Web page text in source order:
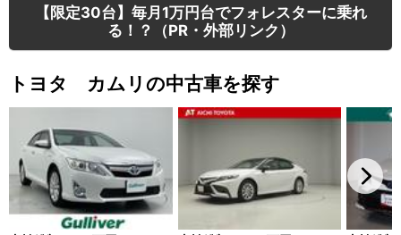
【限定30台】毎月1万円台でフォレスターに乗れ
る！？（PR・外部リンク）
トヨタ カムリの中古車を探す